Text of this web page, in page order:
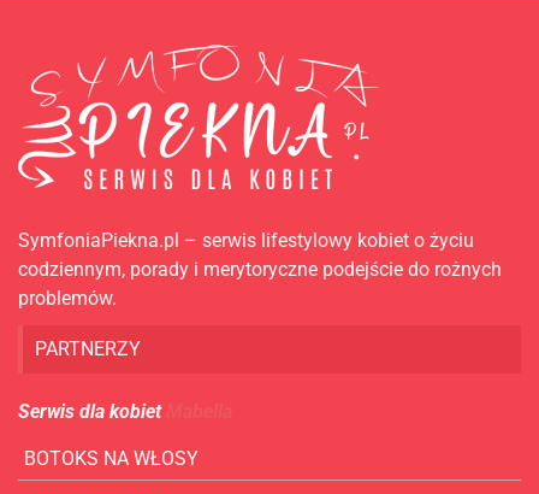
SymfoniaPiekna.pl – serwis lifestylowy kobiet o życiu
codziennym, porady i merytoryczne podejście do rożnych
problemów.
PARTNERZY
Serwis dla kobiet
BOTOKS NA WŁOSY